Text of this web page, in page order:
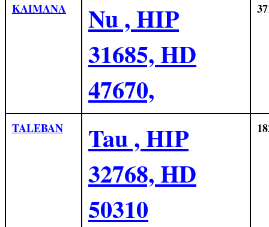
KAIMANA
Nu , HIP
31685, HD
47670,
TALEBAN
Tau , HIP
32768, HD
50310